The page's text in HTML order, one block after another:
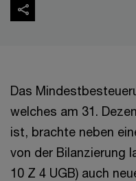
Das
welches am 31.
ist, brachte neben
von der Bilanzierung
10 Z 4 UGB) auch